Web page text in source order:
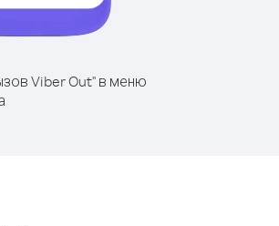
Viber Out" в меню